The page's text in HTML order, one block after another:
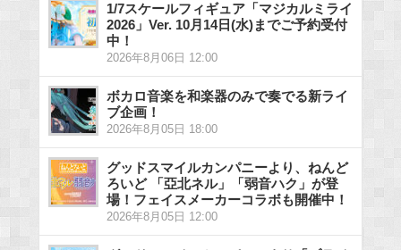
1/7スケールフィギュア「マジカルミライ
2026」Ver. 10月14日(水)までご予約受付
中！
2026年8月06日 12:00
ボカロ音楽を和楽器のみで奏でる新ライ
ブ企画！
2026年8月05日 18:00
グッドスマイルカンパニーより、ねんど
ろいど 「亞北ネル」「弱音ハク」が登
場！フェイスメーカーコラボも開催中！
2026年8月05日 12:00